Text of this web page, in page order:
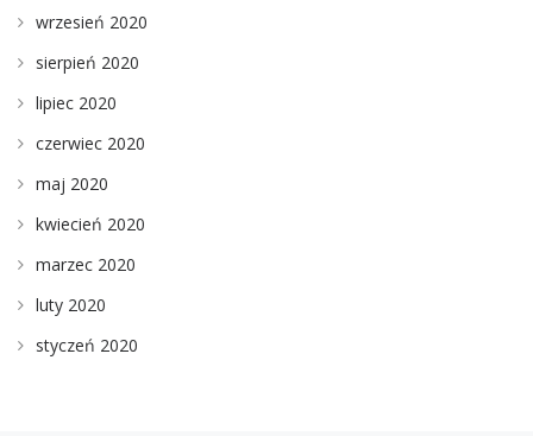
wrzesień 2020
sierpień 2020
lipiec 2020
czerwiec 2020
maj 2020
kwiecień 2020
marzec 2020
luty 2020
styczeń 2020